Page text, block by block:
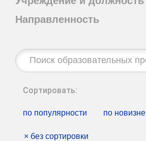
Направленность
Строка
поиска:
Сортировать:
по популярности по новизне
× без сортировки